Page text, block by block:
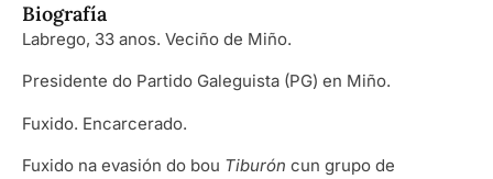
Biografía
Labrego, 33 anos. Veciño de Miño.
Presidente do Partido Galeguista (PG) en Miño.
Fuxido. Encarcerado.
Fuxido na evasión do bou Tiburón cun grupo de